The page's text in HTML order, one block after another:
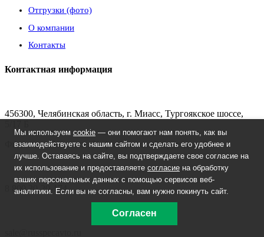
Отгрузки (фото)
О компании
Контакты
Контактная информация
456300, Челябинская область, г. Миасс, Тургоякское шоссе,
Филиал: г. Подольск, Нефтебазовский проезд, д. 7
8 800 30-20-174
Мы используем cookie — они помогают нам понять, как вы
взаимодействуете с нашим сайтом и сделать его удобнее и
лучше. Оставаясь на сайте, вы подтверждаете свое согласие на
их использование и предоставляете согласие на обработку
ваших персональных данных с помощью сервисов веб-
аналитики. Если вы не согласны, вам нужно покинуть сайт.
Согласен